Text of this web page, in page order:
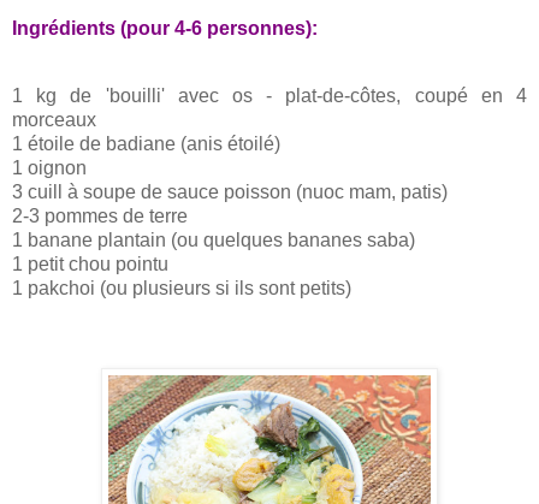
Ingrédients (pour 4-6 personnes):
1 kg de 'bouilli' avec os - plat-de-côtes, coupé en 4
morceaux
1 étoile de badiane (anis étoilé)
1 oignon
3 cuill à soupe de sauce poisson (nuoc mam, patis)
2-3 pommes de terre
1 banane plantain (ou quelques bananes saba)
1 petit chou pointu
1 pakchoi (ou plusieurs si ils sont petits)